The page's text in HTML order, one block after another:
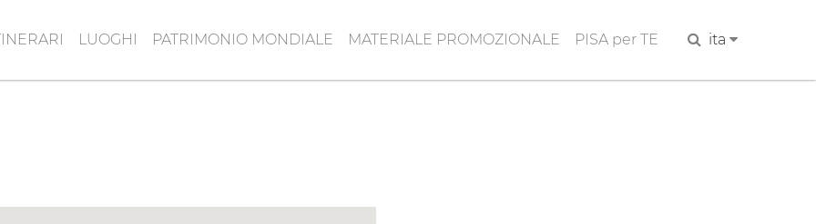
LUOGHI PATRIMONIO MONDIALE MATERIALE PROMOZIONALE PISA per TE Cerca ita